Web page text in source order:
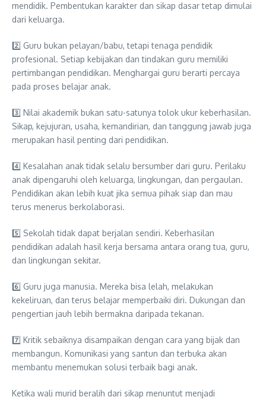
mendidik. Pembentukan karakter dan sikap dasar tetap dimulai
dari keluarga.
2️⃣ Guru bukan pelayan/babu, tetapi tenaga pendidik
profesional. Setiap kebijakan dan tindakan guru memiliki
pertimbangan pendidikan. Menghargai guru berarti percaya
pada proses belajar anak.
3️⃣ Nilai akademik bukan satu-satunya tolok ukur keberhasilan.
Sikap, kejujuran, usaha, kemandirian, dan tanggung jawab juga
merupakan hasil penting dari pendidikan.
4️⃣ Kesalahan anak tidak selalu bersumber dari guru. Perilaku
anak dipengaruhi oleh keluarga, lingkungan, dan pergaulan.
Pendidikan akan lebih kuat jika semua pihak siap dan mau
terus menerus berkolaborasi.
5️⃣ Sekolah tidak dapat berjalan sendiri. Keberhasilan
pendidikan adalah hasil kerja bersama antara orang tua, guru,
dan lingkungan sekitar.
6️⃣ Guru juga manusia. Mereka bisa lelah, melakukan
kekeliruan, dan terus belajar memperbaiki diri. Dukungan dan
pengertian jauh lebih bermakna daripada tekanan.
7️⃣ Kritik sebaiknya disampaikan dengan cara yang bijak dan
membangun. Komunikasi yang santun dan terbuka akan
membantu menemukan solusi terbaik bagi anak.
Ketika wali murid beralih dari sikap menuntut menjadi